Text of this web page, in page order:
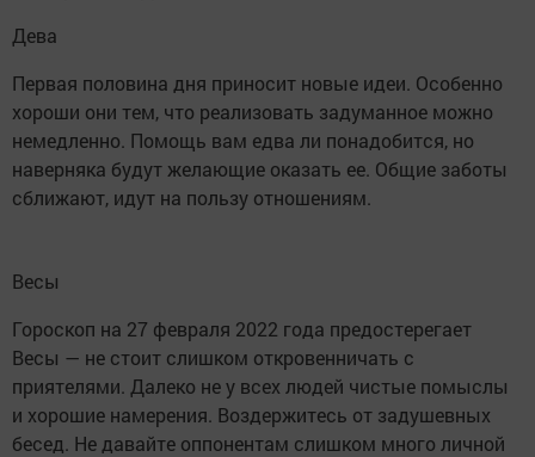
Дева
Первая половина дня приносит новые идеи. Особенно
хороши они тем, что реализовать задуманное можно
немедленно. Помощь вам едва ли понадобится, но
наверняка будут желающие оказать ее. Общие заботы
сближают, идут на пользу отношениям.
Весы
Гороскоп на 27 февраля 2022 года предостерегает
Весы — не стоит слишком откровенничать с
приятелями. Далеко не у всех людей чистые помыслы
и хорошие намерения. Воздержитесь от задушевных
бесед. Не давайте оппонентам слишком много личной